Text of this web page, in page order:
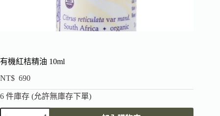
有機紅桔精油 10ml
NT$ 690
6 件庫存 (允許無庫存下單)